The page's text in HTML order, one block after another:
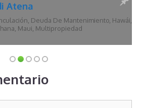
Atena
, Deuda De Mantenimiento, Hawái,
, Maui, Multipropiedad